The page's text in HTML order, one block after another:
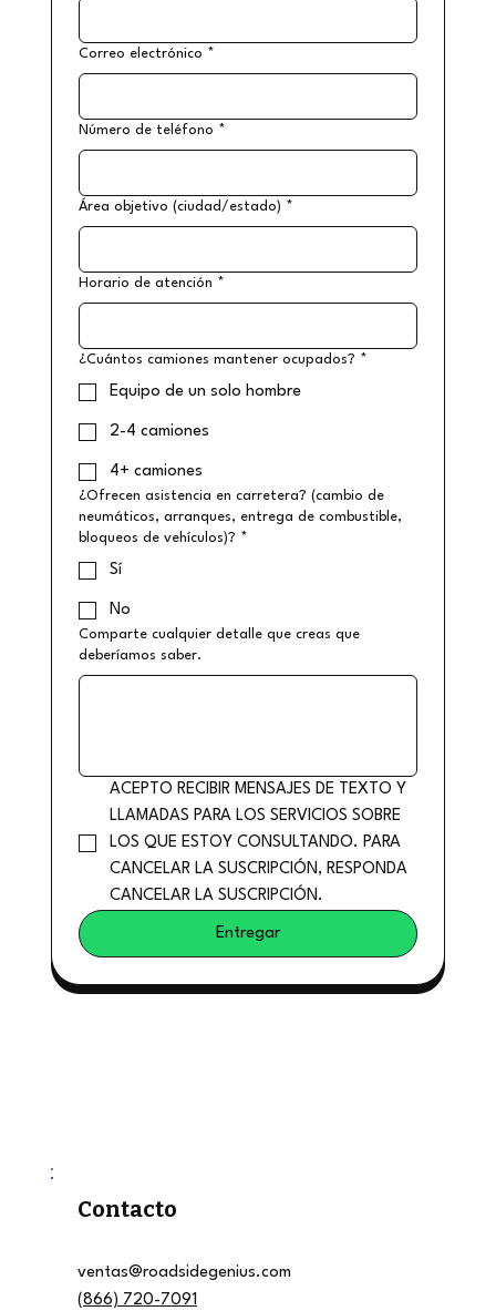
Correo electrónico *
Número de teléfono *
Área objetivo (ciudad/estado) *
Horario de atención *
¿Cuántos camiones mantener ocupados? *
Equipo de un solo hombre
2-4 camiones
4+ camiones
¿Ofrecen asistencia en carretera? (cambio de
neumáticos, arranques, entrega de combustible,
bloqueos de vehículos)? *
Sí
No
Comparte cualquier detalle que creas que
deberíamos saber.
ACEPTO RECIBIR MENSAJES DE TEXTO Y
LLAMADAS PARA LOS SERVICIOS SOBRE
LOS QUE ESTOY CONSULTANDO. PARA
CANCELAR LA SUSCRIPCIÓN, RESPONDA
CANCELAR LA SUSCRIPCIÓN.
Entregar
Contacto
ventas@roadsidegenius.com
(866) 720-7091